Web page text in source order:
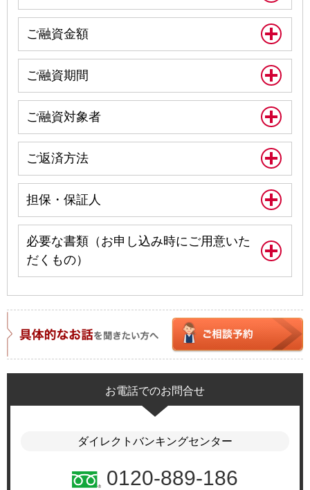
ご融資金額
ご融資期間
ご融資対象者
ご返済方法
担保・保証人
必要な書類（お申し込み時にご用意いた
だくもの）
お電話でのお問合せ
ダイレクトバンキングセンター
0120-889-186